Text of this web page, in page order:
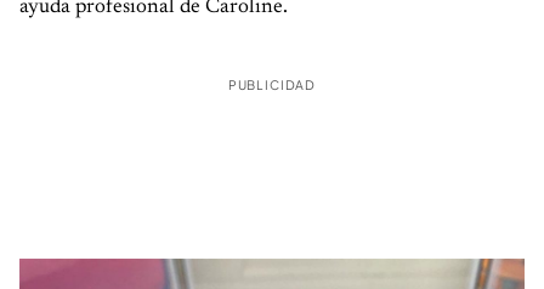
ayuda profesional de Caroline.
PUBLICIDAD